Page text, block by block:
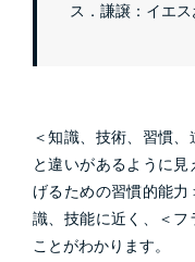
ス．謙譲：イエス
＜知識、技術、習慣
と違いがあるように
げるための習慣的能
識、技能に近く、＜
ことがわかります。